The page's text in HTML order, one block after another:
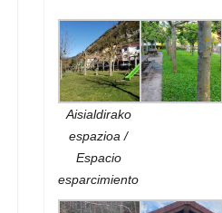
Aisialdirako
espazioa /
Espacio
esparcimiento